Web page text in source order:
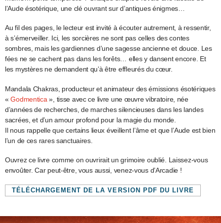
l’Aude ésotérique, une clé ouvrant sur d’antiques énigmes…
Au fil des pages, le lecteur est invité à écouter autrement, à ressentir,
à s’émerveiller. Ici, les sorcières ne sont pas celles des contes
sombres, mais les gardiennes d’une sagesse ancienne et douce. Les
fées ne se cachent pas dans les forêts… elles y dansent encore. Et
les mystères ne demandent qu’à être effleurés du cœur.
Mandala Chakras, producteur et animateur des émissions ésotériques
«Godmentica », tisse avec ce livre une œuvre vibratoire, née
d’années de recherches, de marches silencieuses dans les landes
sacrées, et d’un amour profond pour la magie du monde.
Il nous rappelle que certains lieux éveillent l’âme et que l’Aude est bien
l’un de ces rares sanctuaires.
Ouvrez ce livre comme on ouvrirait un grimoire oublié. Laissez-vous
envoûter. Car peut-être, vous aussi, venez-vous d’Arcadie !
TÉLÉCHARGEMENT DE LA VERSION PDF DU LIVRE